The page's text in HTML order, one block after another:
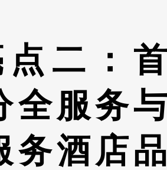
点二：首
全服务与
务酒店品